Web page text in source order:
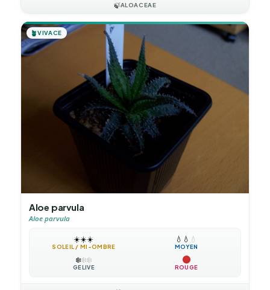
🍃ALOACEAE
🪴VIVACE
Aloe parvula
Aloe parvula
☀️☀️☀️
SOLEIL / MI-OMBRE
💧 💧 💧
MOYEN
❄️❄️❄️
GÉLIVE ROUGE